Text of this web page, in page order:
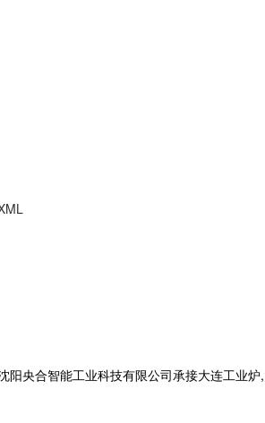
央合智能工业科技有限公司承接大连工业